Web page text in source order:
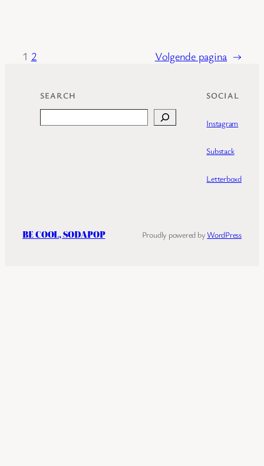
1 2 Volgende pagina →
SEARCH SOCIAL
Instagram
Substack
Letterboxd
BE COOL, SODAPOP Proudly powered byWordPress